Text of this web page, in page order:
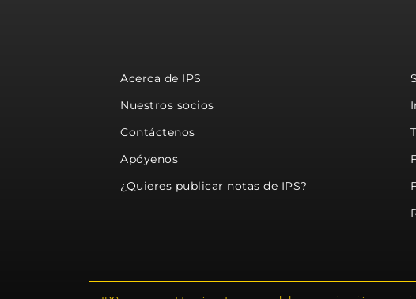
Acerca de IPS
Nuestros socios
Contáctenos
Apóyenos
¿Quieres publicar notas de IPS?